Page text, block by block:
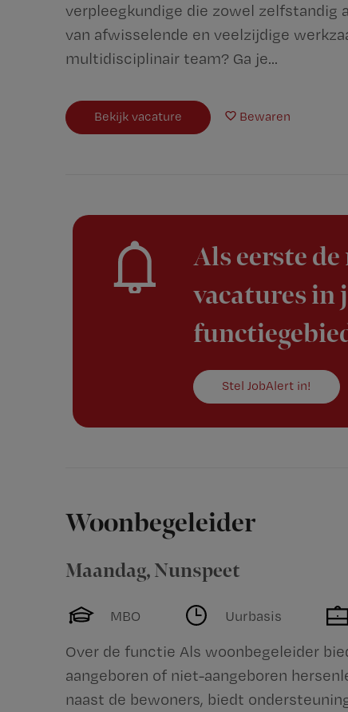
verpleegkundige die zowel zelfstandig
van afwisselende en veelzijdige
multidisciplinair team? Ga je...
Bekijk vacature Bewaren
Als eerste
vacatures in
Stel JobAlert in!
Woonbegeleider
Maandag, Nunspeet
MBO Uurbasis
Over de functie Als woonbegeleider
aangeboren of niet-aangeboren
naast de bewoners, biedt